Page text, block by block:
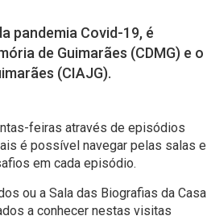
pandemia Covid-19, é
de Guimarães (CDMG) e o
(CIAJG).
feiras através de episódios
é possível navegar pelas salas e
em cada episódio.
ou a Sala das Biografias da Casa
a conhecer nestas visitas